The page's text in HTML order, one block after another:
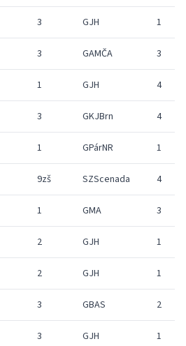
3 GJH 1
3 GAMČA 3
1 GJH 4
3 GKJBrn 4
1 GPárNR 1
9zš SZScenada 4
1 GMA 3
2 GJH 1
2 GJH 1
3 GBAS 2
3 GJH 1